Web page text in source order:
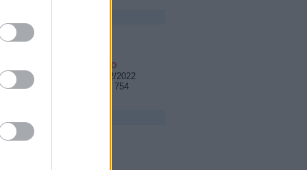
nazyval ich
Jean Reno
Registrace: 2/2022
Příspěvků: 2 754